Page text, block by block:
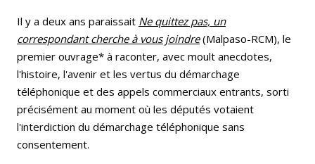
Il y a deux ans paraissait Ne quittez pas, un
correspondant cherche à vous joindre(Malpaso-RCM), le
premier ouvrage* à raconter, avec moult anecdotes,
l'histoire, l'avenir et les vertus du démarchage
téléphonique et des appels commerciaux entrants, sorti
précisément au moment où les députés votaient
l'interdiction du démarchage téléphonique sans
consentement.